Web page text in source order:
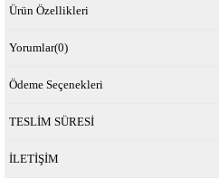
Ürün Özellikleri
Yorumlar(0)
Ödeme Seçenekleri
TESLİM SÜRESİ
İLETİŞİM